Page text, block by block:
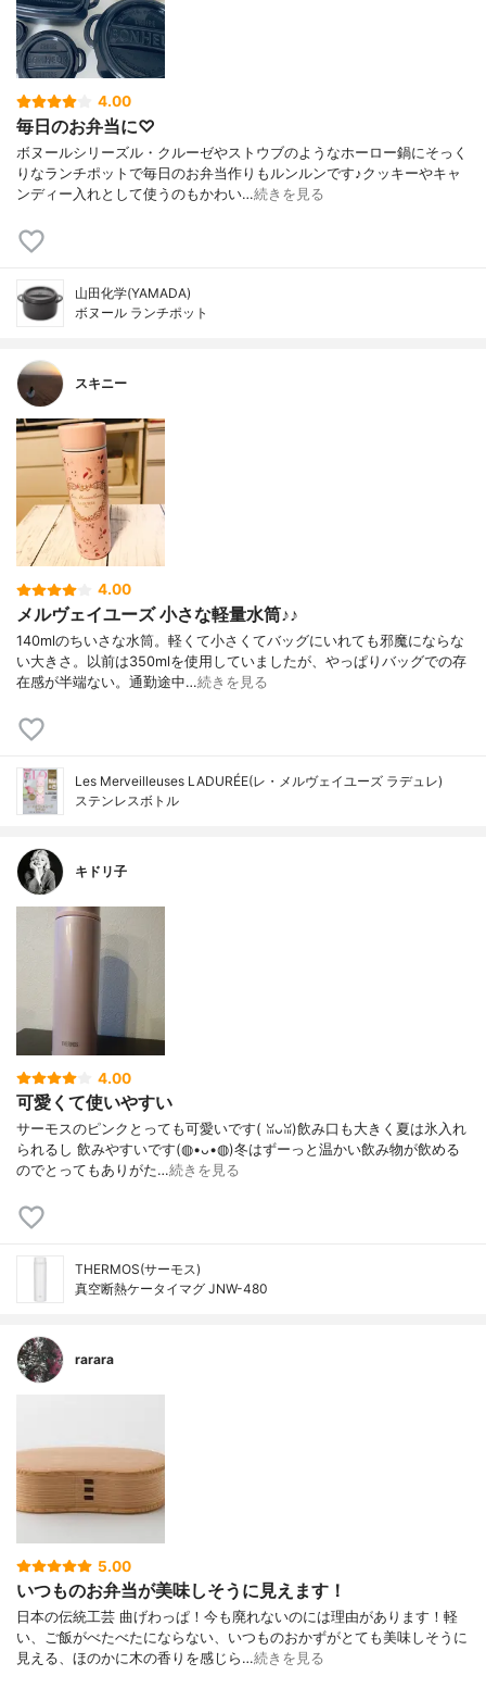
4.00
毎日のお弁当に♡
ボヌールシリーズル・クルーゼやストウブのようなホーロー鍋にそっく
りなランチポットで毎日のお弁当作りもルンルンです♪クッキーやキャ
ンディー入れとして使うのもかわい…続きを見る
山田化学(YAMADA)
ボヌール ランチポット
スキニー
4.00
メルヴェイユーズ 小さな軽量水筒♪♪
140mlのちいさな水筒。軽くて小さくてバッグにいれても邪魔にならな
い大きさ。以前は350mlを使用していましたが、やっぱりバッグでの存
在感が半端ない。通勤途中…続きを見る
Les Merveilleuses LADURÉE(レ・メルヴェイユーズ ラデュレ)
ステンレスボトル
キドリ子
4.00
可愛くて使いやすい
サーモスのピンクとっても可愛いです( ꈍᴗꈍ)飲み口も大きく夏は氷入れ
られるし 飲みやすいです(◍•ᴗ•◍)冬はずーっと温かい飲み物が飲める
のでとってもありがた…続きを見る
THERMOS(サーモス)
真空断熱ケータイマグ JNW-480
rarara
5.00
いつものお弁当が美味しそうに見えます！
日本の伝統工芸 曲げわっぱ！今も廃れないのには理由があります！軽
い、ご飯がべたべたにならない、いつものおかずがとても美味しそうに
見える、ほのかに木の香りを感じら…続きを見る